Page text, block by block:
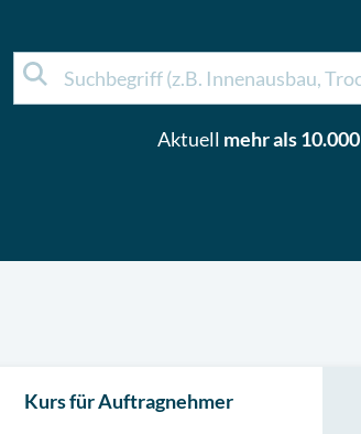
Aktuell mehr als 10.000
Kurs für Auftragnehmer